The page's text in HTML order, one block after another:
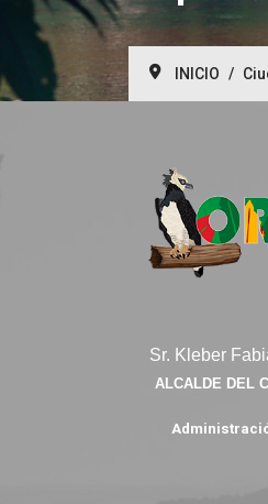
INICIO
Sr. Kleber
ALCALDE DEL